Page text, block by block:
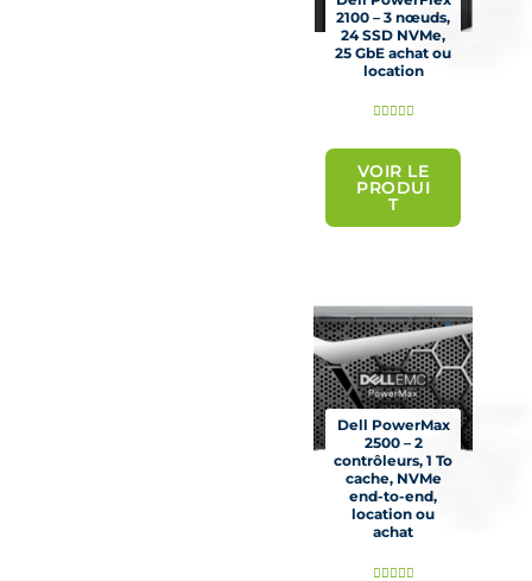
2100 – 3 nœuds,
24 SSD NVMe,
25 GbE achat ou
location
N
é
r
5
VOIR LE
PRODUI
T
Dell PowerMax
2500 – 2
contrôleurs, 1 To
cache, NVMe
end-to-end,
location ou
achat
N